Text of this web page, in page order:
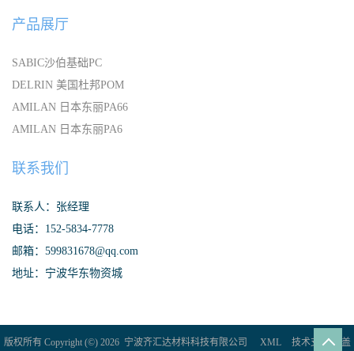
产品展厅
SABIC沙伯基础PC
DELRIN 美国杜邦POM
AMILAN 日本东丽PA66
AMILAN 日本东丽PA6
联系我们
联系人：张经理
电话：152-5834-7778
邮箱：599831678@qq.com
地址：宁波华东物资城
版权所有 Copyright (©) 2026 宁波齐汇达材料科技有限公司 XML 技术支持： 盖